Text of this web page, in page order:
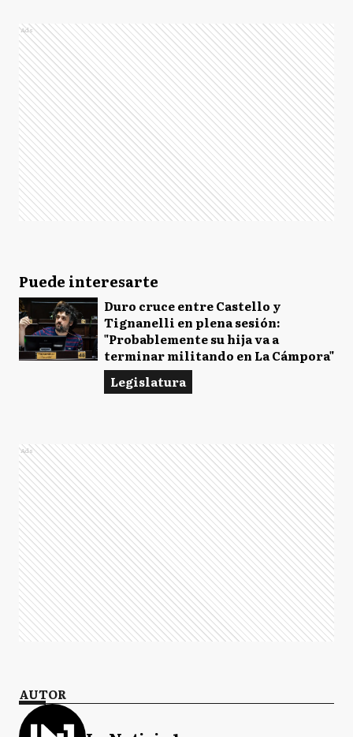
Ads
Puede interesarte
Duro cruce entre Castello y
Tignanelli en plena sesión:
"Probablemente su hija va a
terminar militando en La Cámpora"
Legislatura
Ads
AUTOR